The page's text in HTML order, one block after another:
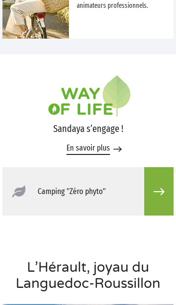
animateurs professionnels.
Sandaya s’engage !
En savoir plus
Camping "Zéro phyto"
L’Hérault, joyau du
Languedoc-Roussillon